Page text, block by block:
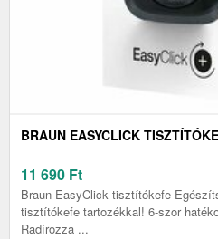
BRAUN EASYCLICK
11 690 Ft
Braun EasyClick tisztítókefe
tisztítókefe tartozékkal! 6-szor
Radírozza ...